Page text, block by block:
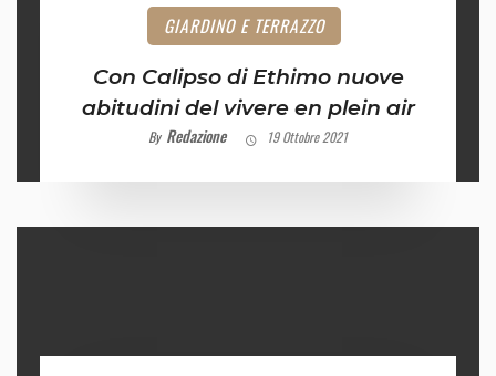
GIARDINO E TERRAZZO
Con Calipso di Ethimo nuove
abitudini del vivere en plein air
By Redazione 19 Ottobre 2021